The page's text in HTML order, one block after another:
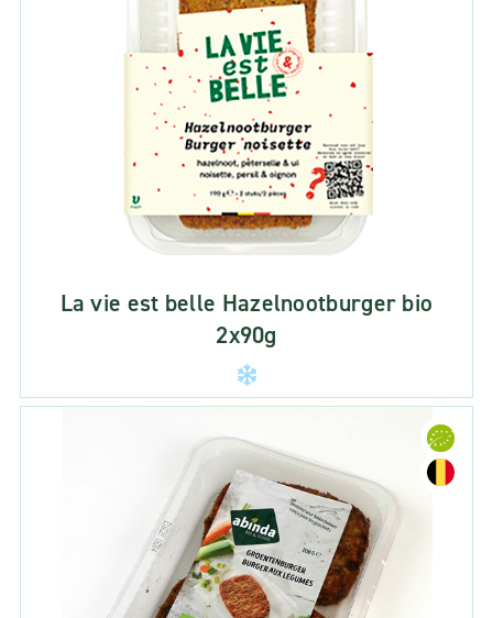
La vie est belle Hazelnootburger bio
2x90g